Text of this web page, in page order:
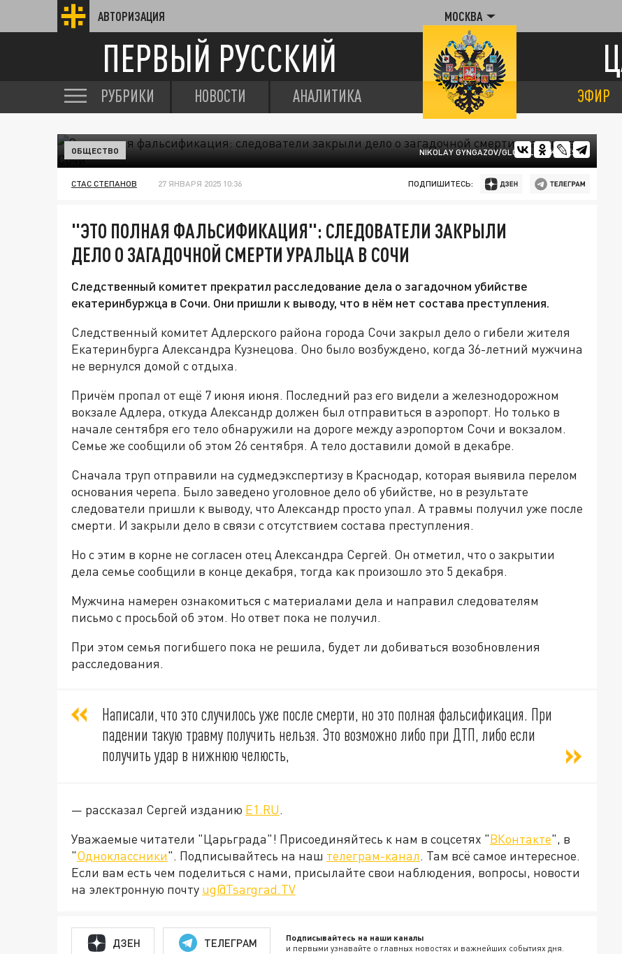
АВТОРИЗАЦИЯ МОСКВА
ПЕРВЫЙ РУССКИЙ
РУБРИКИ НОВОСТИ АНАЛИТИКА ЭФИР
NIKOLAY GYNGAZOV/GLOBALLOOKPRESS
ОБЩЕСТВО
СТАС СТЕПАНОВ 27 ЯНВАРЯ 2025 10:36 ПОДПИШИТЕСЬ:
"ЭТО ПОЛНАЯ ФАЛЬСИФИКАЦИЯ": СЛЕДОВАТЕЛИ ЗАКРЫЛИ
ДЕЛО О ЗАГАДОЧНОЙ СМЕРТИ УРАЛЬЦА В СОЧИ
Следственный комитет прекратил расследование дела о загадочном убийстве
екатеринбуржца в Сочи. Они пришли к выводу, что в нём нет состава преступления.
Следственный комитет Адлерского района города Сочи закрыл дело о гибели жителя
Екатеринбурга Александра Кузнецова. Оно было возбуждено, когда 36-летний мужчина
не вернулся домой с отдыха.
Причём пропал от ещё 7 июня июня. Последний раз его видели а железнодорожном
вокзале Адлера, откуда Александр должен был отправиться в аэропорт. Но только в
начале сентября его тело обнаружили на дороге между аэропортом Сочи и вокзалом.
Семье же сообщили об этом 26 сентября. А тело доставили домой в декабре.
Сначала труп отправили на судмедэкспертизу в Краснодар, которая выявила перелом
основания черепа. Было заведено уголовное дело об убийстве, но в результате
следователи пришли к выводу, что Александр просто упал. А травмы получил уже после
смерти. И закрыли дело в связи с отсутствием состава преступления.
Но с этим в корне не согласен отец Александра Сергей. Он отметил, что о закрытии
дела семье сообщили в конце декабря, тогда как произошло это 5 декабря.
Мужчина намерен ознакомиться с материалами дела и направил следователям
письмо с просьбой об этом. Но ответ пока не получил.
При этом семья погибшего пока не решила, будет ли добиваться возобновления
расследования.
Написали, что это случилось уже после смерти, но это полная фальсификация. При
падении такую травму получить нельзя. Это возможно либо при ДТП, либо если
получить удар в нижнюю челюсть,
— рассказал Сергей изданию E1.RU.
Уважаемые читатели "Царьграда"! Присоединяйтесь к нам в соцсетях "ВКонтакте", в
"Одноклассники". Подписывайтесь на наш телеграм-канал. Там всё самое интересное.
Если вам есть чем поделиться с нами, присылайте свои наблюдения, вопросы, новости
на электронную почту ug@Tsargrad.TV
ДЗЕН ТЕЛЕГРАМ Подписывайтесь на наши каналы
и первыми узнавайте о главных новостях и важнейших событиях дня.